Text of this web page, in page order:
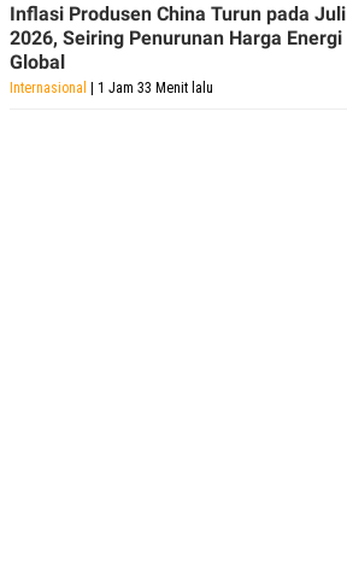
Inflasi Produsen China Turun pada Juli
2026, Seiring Penurunan Harga Energi
Global
Internasional | 1 Jam 33 Menit lalu